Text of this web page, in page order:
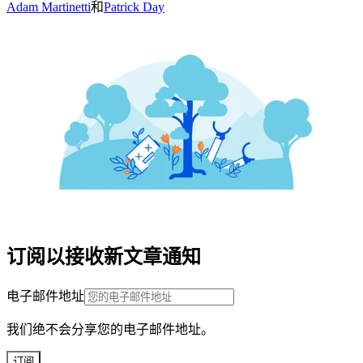
Adam Martinetti和Patrick Day
订阅以接收新文章通知
电子邮件地址
我们绝不会分享您的电子邮件地址。